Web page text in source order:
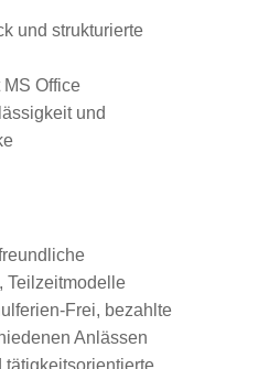
und strukturierte
Office
und
Teilzeitmodelle
Frei, bezahlte
Anlässen
tätigkeitsorientierte